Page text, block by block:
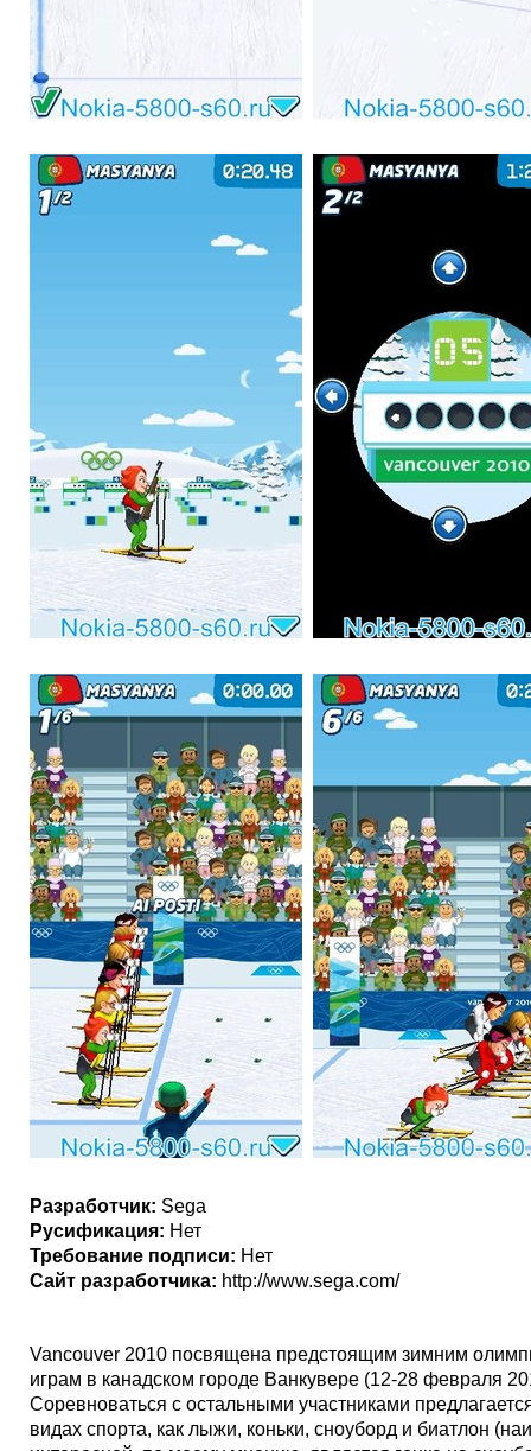
Разработчик: Sega
Русификация: Нет
Требование подписи: Нет
Сайт разработчика: http://www.sega.com/
Vancouver 2010 посвящена предстоящим зимним
играм в канадском городе Ванкувере (12-28 февраля
Соревноваться с остальными участниками
видах спорта, как лыжи, коньки, сноуборд и биатлон